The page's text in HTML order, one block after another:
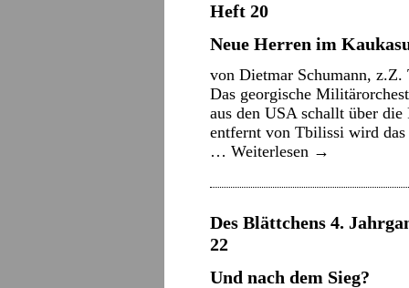
Heft 20
Neue Herren im
von Dietmar Schumann,
Das georgische
aus den USA schallt über
entfernt von Tbilissi wird
… Weiterlesen →
Des Blättchens 4.
22
Und nach dem Sieg?